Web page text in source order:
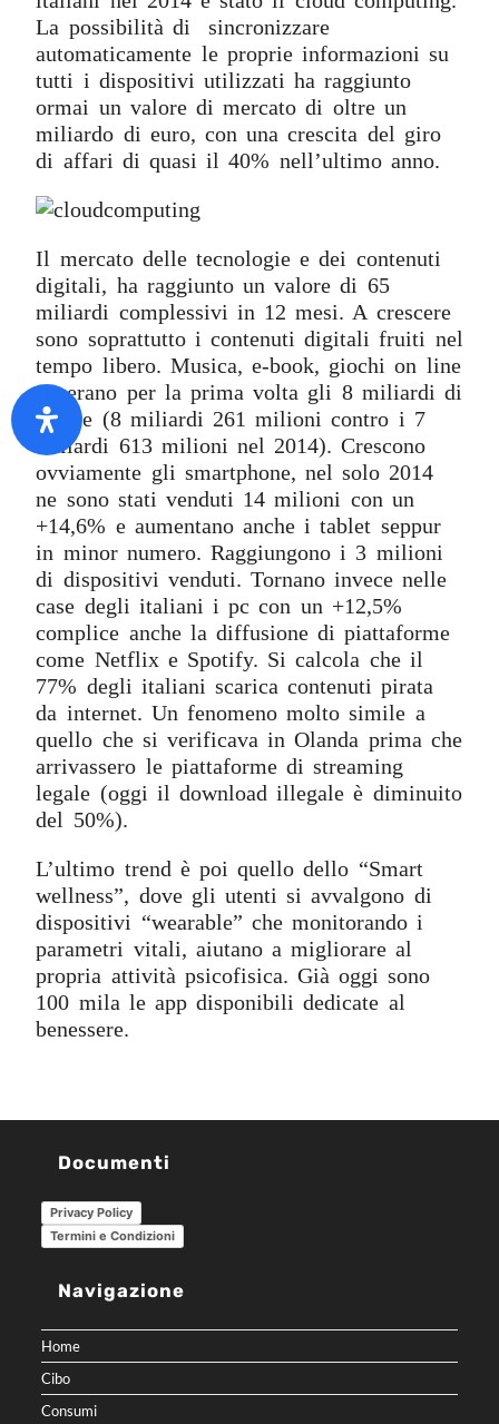
La possibilità di sincronizzare
automaticamente le proprie informazioni su
tutti i dispositivi utilizzati ha raggiunto
ormai un valore di mercato di oltre un
miliardo di euro, con una crescita del giro
di affari di quasi il 40% nell’ultimo anno.
Il mercato delle tecnologie e dei contenuti
digitali, ha raggiunto un valore di 65
miliardi complessivi in 12 mesi. A crescere
sono soprattutto i contenuti digitali fruiti nel
tempo libero. Musica, e-book, giochi on line
superano per la prima volta gli 8 miliardi di
valore (8 miliardi 261 milioni contro i 7
miliardi 613 milioni nel 2014). Crescono
ovviamente gli smartphone, nel solo 2014
ne sono stati venduti 14 milioni con un
+14,6% e aumentano anche i tablet seppur
in minor numero. Raggiungono i 3 milioni
di dispositivi venduti. Tornano invece nelle
case degli italiani i pc con un +12,5%
complice anche la diffusione di piattaforme
come Netflix e Spotify. Si calcola che il
77% degli italiani scarica contenuti pirata
da internet. Un fenomeno molto simile a
quello che si verificava in Olanda prima che
arrivassero le piattaforme di streaming
legale (oggi il download illegale è diminuito
del 50%).
L’ultimo trend è poi quello dello “Smart
wellness”, dove gli utenti si avvalgono di
dispositivi “wearable” che monitorando i
parametri vitali, aiutano a migliorare al
propria attività psicofisica. Già oggi sono
100 mila le app disponibili dedicate al
benessere.
Documenti
Privacy Policy
Termini e Condizioni
Navigazione
Home
Cibo
Consumi